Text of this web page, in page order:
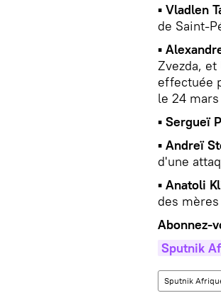
▪ Vladlen
de Saint-
▪
Zvezda,
effectuée
le 24
▪ Sergueï
▪ Andreï
d'une
▪ Anatoli
des
Abonnez-
Sputnik
Sputnik